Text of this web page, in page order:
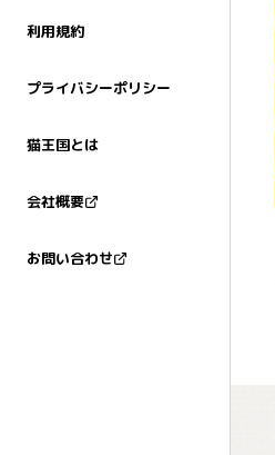
利用規約
プライバシーポリシー
猫王国とは
会社概要
お問い合わせ